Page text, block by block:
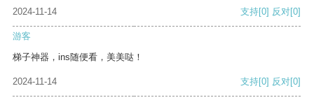
2024-11-14
支持[0] 反对[0]
游客
梯子神器，ins随便看，美美哒！
2024-11-14 支持[0] 反对[0]